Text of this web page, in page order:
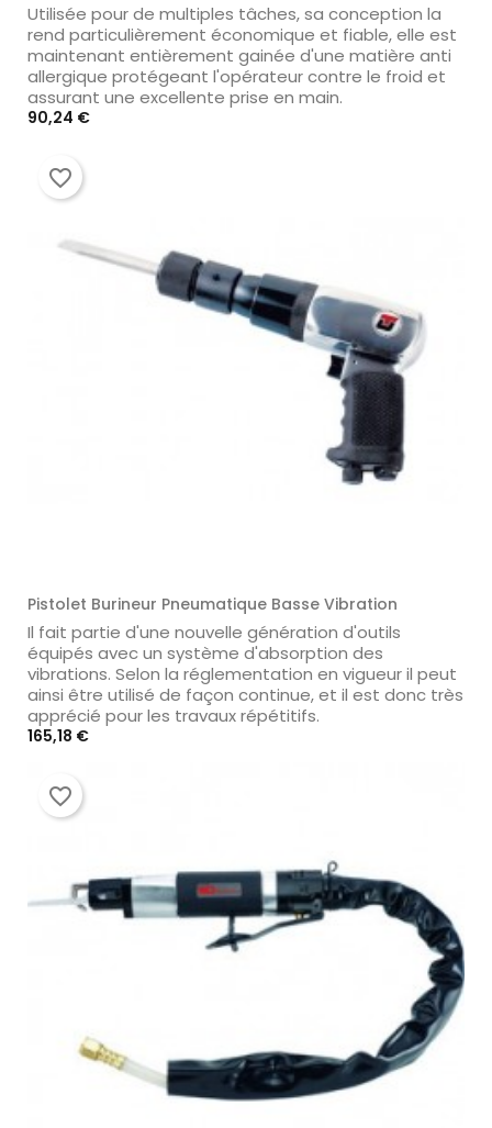
Utilisée pour de multiples tâches, sa conception la
rend particulièrement économique et fiable, elle est
maintenant entièrement gainée d'une matière anti
allergique protégeant l'opérateur contre le froid et
assurant une excellente prise en main.
Prix
90,24 €
Pistolet Burineur Pneumatique Basse Vibration
Il fait partie d'une nouvelle génération d'outils
équipés avec un système d'absorption des
vibrations. Selon la réglementation en vigueur il peut
ainsi être utilisé de façon continue, et il est donc très
apprécié pour les travaux répétitifs.
Prix
165,18 €
favorite_border
favorite_border